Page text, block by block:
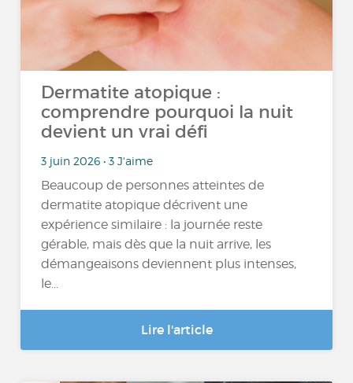
Dermatite atopique :
comprendre pourquoi la nuit
devient un vrai défi
3 juin 2026 • 3 J'aime
Beaucoup de personnes atteintes de
dermatite atopique décrivent une
expérience similaire : la journée reste
gérable, mais dès que la nuit arrive, les
démangeaisons deviennent plus intenses,
le...
Lire l'article